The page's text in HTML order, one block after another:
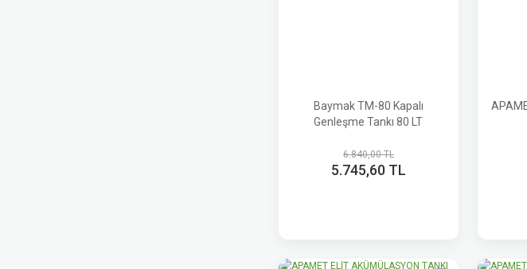
Baymak TM-80 Kapalı
Genleşme Tankı 80 LT
6.840,00 TL
5.745,60 TL